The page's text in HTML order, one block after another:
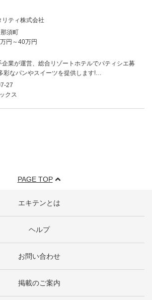
ティ株式会社
須町
円～40万円
企業が運営、総合リゾートホテルでパティシエ募
彩なパンやスイーツを提供します!…
27
クス
PAGE TOP
エキテンとは
ヘルプ
お問い合わせ
掲載のご案内